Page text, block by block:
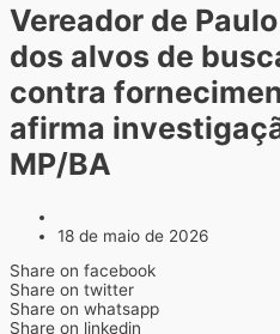
Vereador de
dos alvos de
contra
afirma
MP/BA
18 de maio de 2026
Share on facebook
Share on twitter
Share on whatsapp
Share on linkedin